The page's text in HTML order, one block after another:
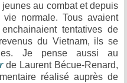
au combat et depuis
normale. Tous avaient
tentatives de
du Vietnam, ils se
Je pense aussi au
de Laurent Bécue-Renard,
réalisé auprès de